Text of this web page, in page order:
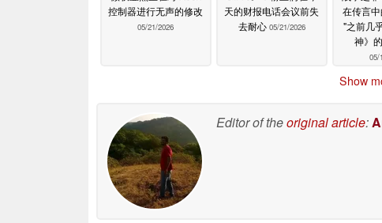
控制器进行无声的修改
05/21/2026
天的财报电话会议前失
去耐心 05/21/2026
在传言
"之前几
神》
05/
Show
Editor of theoriginal article: